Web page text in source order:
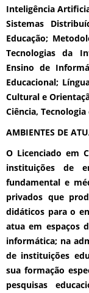
Inteligência
Sistemas
Educação;
Tecnologias da
Ensino de
Educacional;
Cultural e
Ciência, Tecnologia
AMBIENTES DE
O Licenciado em
instituições de
fundamental e
privados que
didáticos para o
atua em espaços
informática; na
de instituições
sua formação
pesquisas